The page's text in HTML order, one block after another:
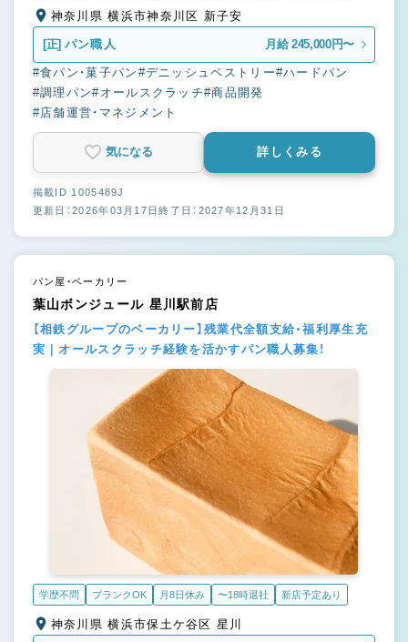
神奈川県 横浜市神奈川区 新子安
[正] パン職人 月給 245,000円〜
#食パン・菓子パン #デニッシュペストリー#ハードパン
#調理パン#オールスクラッチ#商品開発
#店舗運営・マネジメント
気になる 詳しくみる
掲載ID 1005489J
更新日：2026年03月17日終了日：2027年12月31日
パン屋・ベーカリー
葉山ボンジュール 星川駅前店
【相鉄グループのベーカリー】残業代全額支給・福利厚生充
実｜オールスクラッチ経験を活かすパン職人募集！
学歴不問 ブランクOK 月8日休み 〜18時退社 新店予定あり
神奈川県 横浜市保土ケ谷区 星川